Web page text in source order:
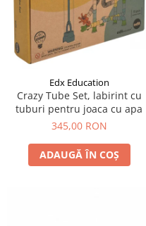
Jocuri cu dinozauri
Jucării de pluș
Jocuri educative pentru
școală/grădiniță
Agende
Accesorii diverse
LEGO Friends
LEGO Ninjago
LEGO Minecraft
LEGO DREAMZzz
LEGO Star Wars
LEGO Gabby s Dollhouse
LEGO Harry Potter
Edx Education
Crazy Tube Set, labirint cu
tuburi pentru joaca cu apa
345,00 RON
ADAUGĂ ÎN COȘ